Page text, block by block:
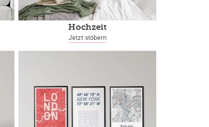
Hochzeit
Jetzt stöbern